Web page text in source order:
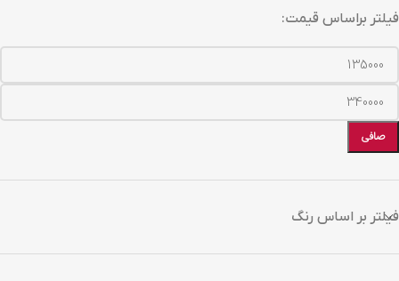
فیلتر براساس قیمت:
صافی
فیلتر بر اساس رنگ